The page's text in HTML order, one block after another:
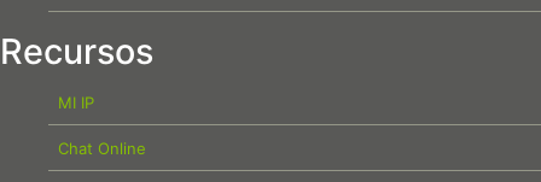
Recursos
MI IP
Chat Online